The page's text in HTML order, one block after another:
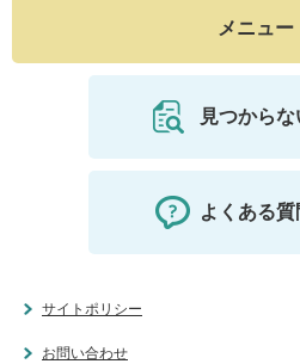
メニュー
見つから
よくある
サイトポリシー
お問い合わせ